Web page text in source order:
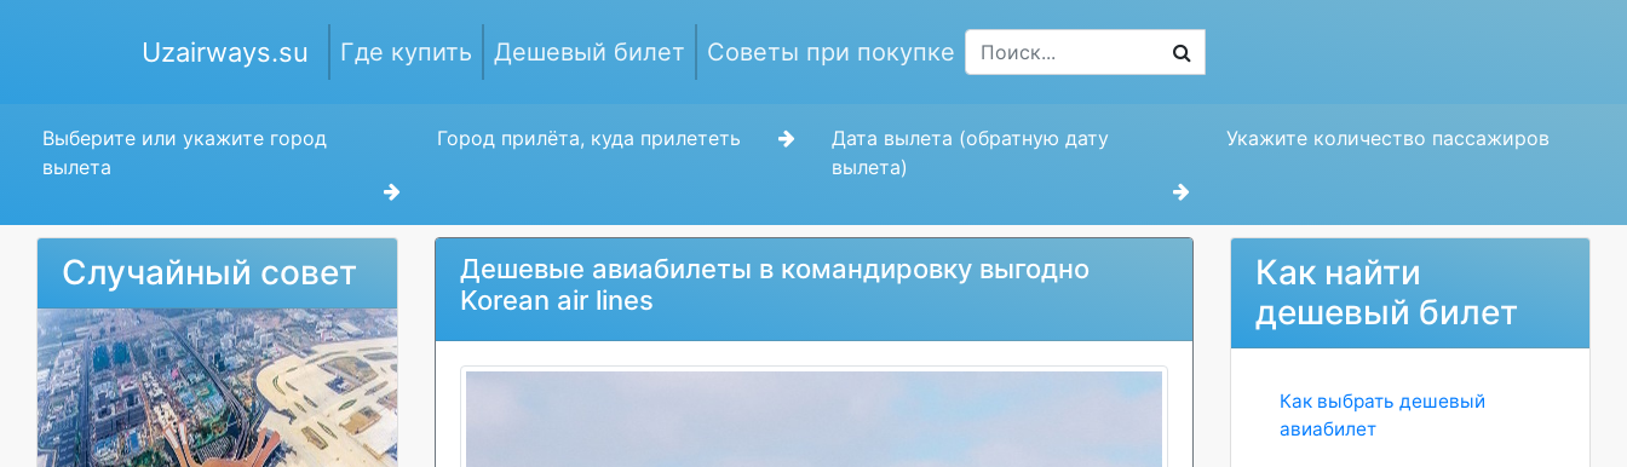
Uzairways.su Где купить Дешевый билет Советы при покупке
Выберите или укажите город
вылета
Город прилёта, куда прилететь
Дата вылета (обратную дату
вылета)
Укажите количество пассажиров
Случайный совет
Дешевые авиабилеты в командировку выгодно
Korean air lines
Как найти
дешевый билет
Как выбрать дешевый
авиабилет